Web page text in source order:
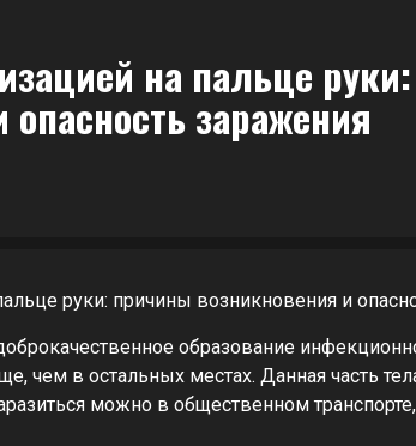
на пальце
заражения
образование
чем в остальных местах. Данная часть
можно в общественном транспорте,